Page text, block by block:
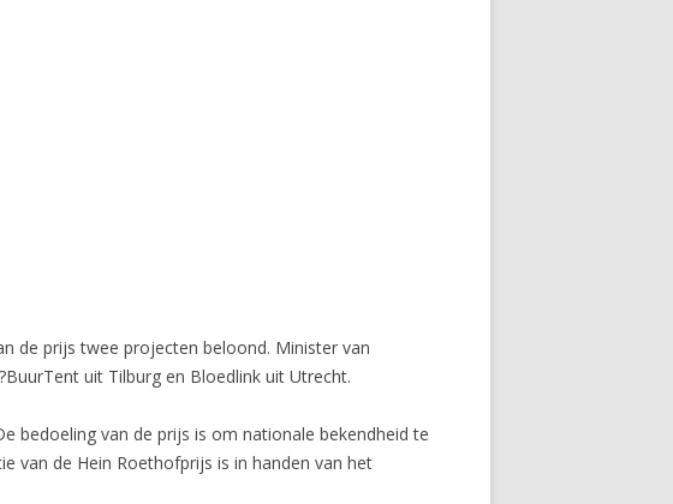
de prijs twee projecten beloond. Minister van
uit Tilburg en Bloedlink uit Utrecht.
bedoeling van de prijs is om nationale bekendheid te
van de Hein Roethofprijs is in handen van het